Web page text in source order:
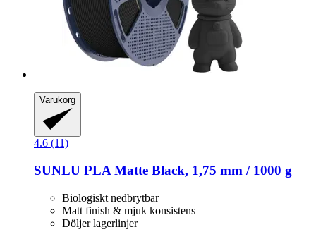
Varukorg
4.6 (11)
SUNLU PLA Matte Black, 1,75 mm / 1000 g
Biologiskt nedbrytbar
Matt finish & mjuk konsistens
Döljer lagerlinjer